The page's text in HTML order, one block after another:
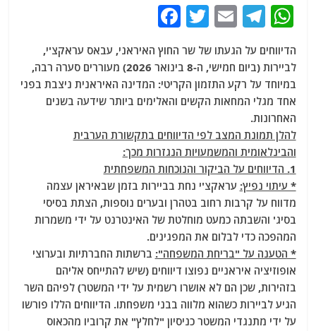
W
at
s
A
p
p
T
e
g
ra
m
E
m
ai
l
T
itt
er
c
e
b
o
o
k
הדיווחים על הגעתו של שר החוץ האיראני, עבאס עראקצ'י,
לביירות (ביום חמישי, ה-8 בינואר 2026) מעוררים סערה רבה,
במיוחד על רקע התזמון הקריטי: המדינה האיראנית ניצבת בפני
אחד מגלי המחאות הקשים והאלימים ביותר שידעה בשנים
האחרונות.
להלן תמונת המצב לפי הדיווחים בתקשורת הערבית
והבינלאומית והמשמעויות הנגזרות מכך:
1. הדיווחים על הביקור והנוכחות המשפחתית
* עיתוי נפיץ: עראקצ'י נחת בביירות בזמן שבאיראן עצמה
מדווח על קרבות רחוב בטהרן ובערים נוספות, הצתת בסיסי
בסיג' והשבתה כמעט מוחלטת של האינטרנט על ידי משמרות
המהפכה כדי לבלום את המפגינים.
* הטענה על "בריחת המשפחה": ברשתות החברתיות ובערוצי
אופוזיציה איראניים נפוצו דיווחים (שיש להתייחס אליהם
בזהירות, שכן הם לא אושרו רשמית על ידי המשטר) לפיהם השר
הגיע לביירות כשהוא מלווה בבני משפחתו. הדיווחים הללו פורשו
על ידי מתנגדי המשטר כניסיון "לחלץ" את קרוביו מהכאוס